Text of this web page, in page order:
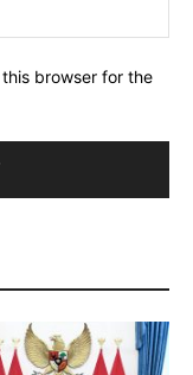
browser for the